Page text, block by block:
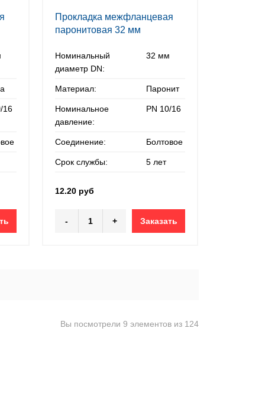
16
Прокладка межфланцевая
паронитовая 32 мм
Номинальный
диаметр DN:
32 мм
Материал: Паронит
Номинальное
давление:
PN 10/16
Соединение: Болтовое
Срок службы: 5 лет
12.20 руб
- + Заказать
Вы посмотрели 9 элементов из 124